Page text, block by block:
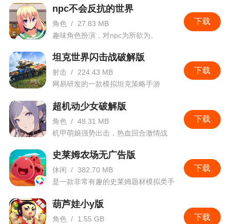
2、这款游戏玩法非常多，互动非常多，大家可
以在游戏中体验K歌对战、舞蹈PK多种玩法，游戏
服安装包，大家可以和台服玩家一起对战。欢迎各
位下载试玩
许多精彩的玩法，赶紧秀出你的舞技，征服帅哥美
女，谈一场浪漫的恋爱
下载
npc不会反抗的世界
角色 /
27.83 MB
趣味角色扮演，对npc为所欲为。
下载
坦克世界闪击战破解版
射击 / 224.43 MB
网易研发的一款模拟坦克策略手游
下载
超机动少女破解版
角色 / 48.31 MB
机甲萌娘强势出击，热血回合激情战
下载
史莱姆农场无广告版
休闲 / 382.70 MB
是一款非常有趣的史莱姆题材模拟类手
下载
葫芦娃小y版
角色 /
1.55 GB